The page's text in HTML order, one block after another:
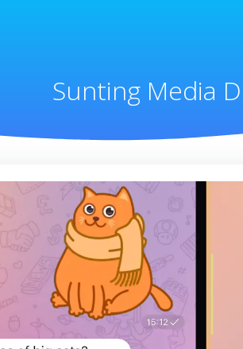
Sunting Media